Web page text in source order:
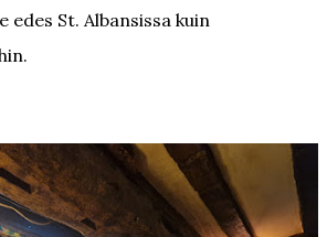
edes St. Albansissa kuin